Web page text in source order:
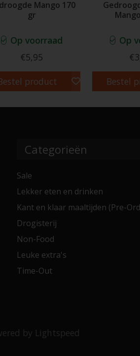
Mango 170
gr
Op voorraad
€5,95
product
Op
Bestel
Categorieën
Sale
Lekker eten en drinken
Kant en klaar maaltijden (Pre-
Drogisterij
Non-Food
Leuke extra's
Time-Out
by Lightspeed